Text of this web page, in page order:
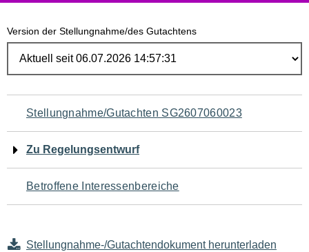
Version der Stellungnahme/des Gutachtens
Navigation
für
den
Seiteninhalt
Stellungnahme/Gutachten SG2607060023
Zu Regelungsentwurf
Betroffene Interessenbereiche
Stellungnahme-/Gutachtendokument herunterladen